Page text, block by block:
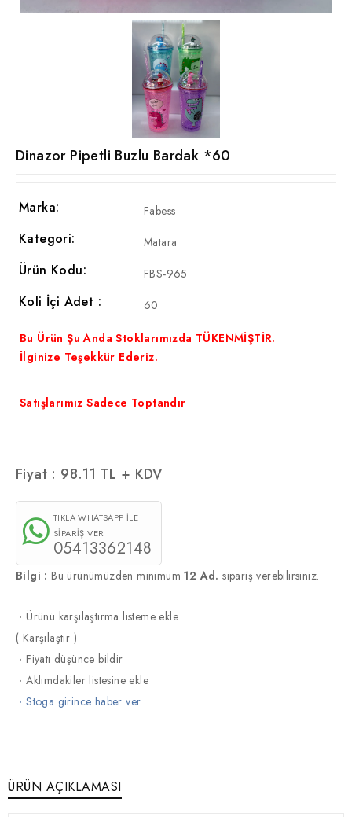
Dinazor Pipetli Buzlu Bardak *60
Marka: Fabess
Kategori: Matara
Ürün Kodu: FBS-965
Koli İçi Adet : 60
Bu Ürün Şu Anda Stoklarımızda TÜKENMİŞTİR.
İlginize Teşekkür Ederiz.
Satışlarımız Sadece Toptandır
Fiyat : 98.11 TL + KDV
TIKLA WHATSAPP İLE
SİPARİŞ VER
05413362148
Bilgi : Bu ürünümüzden minimum12 Ad. sipariş verebilirsiniz.
·Ürünü karşılaştırma listeme ekle
( Karşılaştır )
·Fiyatı düşünce bildir
·Aklımdakiler listesine ekle
·Stoga girince haber ver
ÜRÜN AÇIKLAMASI